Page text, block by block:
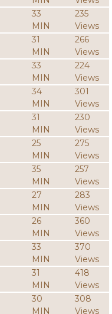
33
MIN
235
Views
31
MIN
266
Views
33
MIN
224
Views
34
MIN
301
Views
31
MIN
230
Views
25
MIN
275
Views
35
MIN
257
Views
27
MIN
283
Views
26
MIN
360
Views
33
MIN
370
Views
31
MIN
418
Views
30
MIN
308
Views